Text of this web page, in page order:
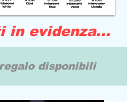
in evidenza...
disponibili